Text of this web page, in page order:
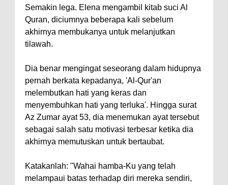
Semakin lega. Elena mengambil kitab suci Al
Quran, diciumnya beberapa kali sebelum
akhirnya membukanya untuk melanjutkan
tilawah.
Dia benar mengingat seseorang dalam hidupnya
pernah berkata kepadanya, 'Al-Qur'an
melembutkan hati yang keras dan
menyembuhkan hati yang terluka'. Hingga surat
Az Zumar ayat 53, dia menemukan ayat tersebut
sebagai salah satu motivasi terbesar ketika dia
akhirnya memutuskan untuk bertaubat.
Katakanlah: "Wahai hamba-Ku yang telah
melampaui batas terhadap diri mereka sendiri,